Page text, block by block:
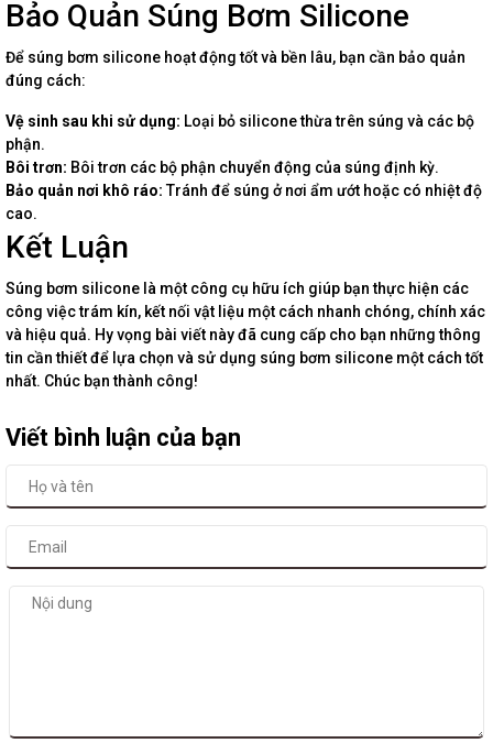
Bảo Quản Súng Bơm Silicone
Để súng bơm silicone hoạt động tốt và bền lâu, bạn cần bảo quản
đúng cách:
Vệ sinh sau khi sử dụng: Loại bỏ silicone thừa trên súng và các bộ
phận.
Bôi trơn: Bôi trơn các bộ phận chuyển động của súng định kỳ.
Bảo quản nơi khô ráo:Tránh để súng ở nơi ẩm ướt hoặc có nhiệt độ
cao.
Kết Luận
Súng bơm silicone là một công cụ hữu ích giúp bạn thực hiện các
công việc trám kín, kết nối vật liệu một cách nhanh chóng, chính xác
và hiệu quả. Hy vọng bài viết này đã cung cấp cho bạn những thông
tin cần thiết để lựa chọn và sử dụng súng bơm silicone một cách tốt
nhất. Chúc bạn thành công!
Viết bình luận của bạn